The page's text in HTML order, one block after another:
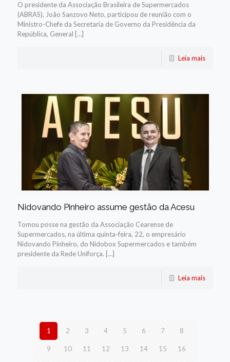
O presidente da Associação Brasileira de Supermercados
(ABRAS), João Sanzovo Neto, participou de reunião com o
Ministro-Chefe da Secretaria de Governo da Presidência da
República, General […]
Leia mais
Nidovando Pinheiro assume gestão da Acesu
Tomou posse na gestão da Associação Cearense de
Supermercados, na última quinta-feira, 22, o empresário
Nidovando Pinheiro, do Nidobox Supermercados e também
presidente da Rede Uniforça. […]
Leia mais
1 2 3 4 5 6 7 8
9 10 11 12 13 14 15 16